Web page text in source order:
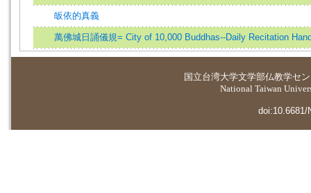
皈依的真義
萬佛城日誦儀規= City of 10,000 Buddhas--Daily Recitation
国立台湾大学文学部仏教学セ
National Taiwan
doi:10.6681/